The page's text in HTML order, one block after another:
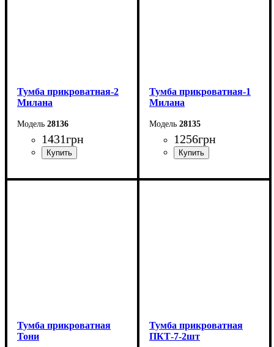
Тумба прикроватная-2
Милана
28136
1431грн
Ширина: 35 см
Тумба прикроватная-1
Милана
28135
1256грн
Ширина: 35 см
Тумба прикроватная
Тони
Тумба прикроватная
ПКТ-7-2шт